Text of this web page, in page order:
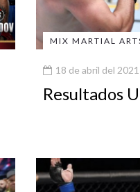
MIX MARTIAL
18 de abril del 2021
Resultados